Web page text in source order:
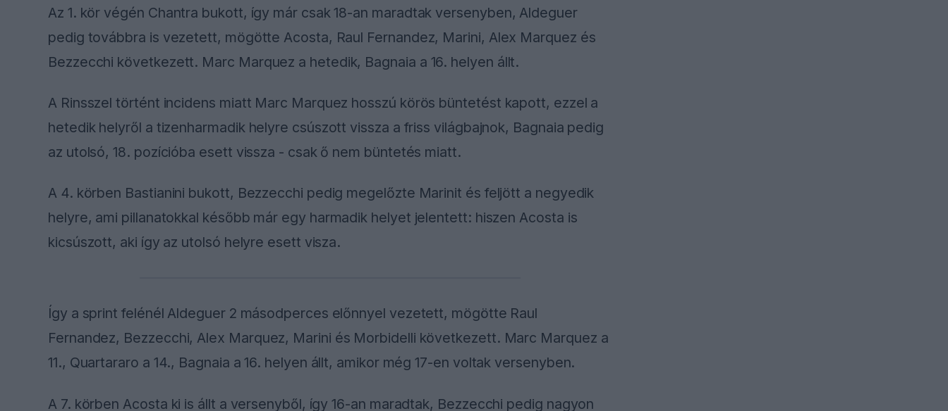
Az 1. kör végén Chantra bukott, így már csak 18-an maradtak versenyben, Aldeguer
pedig továbbra is vezetett, mögötte Acosta, Raul Fernandez, Marini, Alex Marquez és
Bezzecchi következett. Marc Marquez a hetedik, Bagnaia a 16. helyen állt.
A Rinsszel történt incidens miatt Marc Marquez hosszú körös büntetést kapott, ezzel a
hetedik helyről a tizenharmadik helyre csúszott vissza a friss világbajnok, Bagnaia pedig
az utolsó, 18. pozícióba esett vissza - csak ő nem büntetés miatt.
A 4. körben Bastianini bukott, Bezzecchi pedig megelőzte Marinit és feljött a negyedik
helyre, ami pillanatokkal később már egy harmadik helyet jelentett: hiszen Acosta is
kicsúszott, aki így az utolsó helyre esett visza.
Így a sprint felénél Aldeguer 2 másodperces előnnyel vezetett, mögötte Raul
Fernandez, Bezzecchi, Alex Marquez, Marini és Morbidelli következett. Marc Marquez a
11., Quartararo a 14., Bagnaia a 16. helyen állt, amikor még 17-en voltak versenyben.
A 7. körben Acosta ki is állt a versenyből, így 16-an maradtak, Bezzecchi pedig nagyon